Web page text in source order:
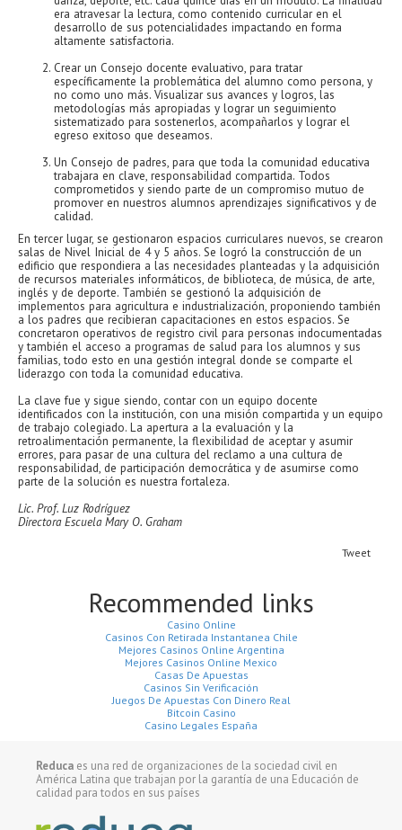
era atravesar la lectura, como contenido curricular en el
desarrollo de sus potencialidades impactando en forma
altamente satisfactoria.
Crear un Consejo docente evaluativo, para tratar
específicamente la problemática del alumno como persona, y
no como uno más. Visualizar sus avances y logros, las
metodologías más apropiadas y lograr un seguimiento
sistematizado para sostenerlos, acompañarlos y lograr el
egreso exitoso que deseamos.
Un Consejo de padres, para que toda la comunidad educativa
trabajara en clave, responsabilidad compartida. Todos
comprometidos y siendo parte de un compromiso mutuo de
promover en nuestros alumnos aprendizajes significativos y de
calidad.
En tercer lugar, se gestionaron espacios curriculares nuevos, se crearon
salas de Nivel Inicial de 4 y 5 años. Se logró la construcción de un
edificio que respondiera a las necesidades planteadas y la adquisición
de recursos materiales informáticos, de biblioteca, de música, de arte,
inglés y de deporte. También se gestionó la adquisición de
implementos para agricultura e industrialización, proponiendo también
a los padres que recibieran capacitaciones en estos espacios. Se
concretaron operativos de registro civil para personas indocumentadas
y también el acceso a programas de salud para los alumnos y sus
familias, todo esto en una gestión integral donde se comparte el
liderazgo con toda la comunidad educativa.
La clave fue y sigue siendo, contar con un equipo docente
identificados con la institución, con una misión compartida y un equipo
de trabajo colegiado. La apertura a la evaluación y la
retroalimentación permanente, la flexibilidad de aceptar y asumir
errores, para pasar de una cultura del reclamo a una cultura de
responsabilidad, de participación democrática y de asumirse como
parte de la solución es nuestra fortaleza.
Lic. Prof. Luz Rodríguez
Directora Escuela Mary O. Graham
Tweet
Recommended links
Casino Online
Casinos Con Retirada Instantanea Chile
Mejores Casinos Online Argentina
Mejores Casinos Online Mexico
Casas De Apuestas
Casinos Sin Verificación
Juegos De Apuestas Con Dinero Real
Bitcoin Casino
Casino Legales España
Reduca es una red de organizaciones de la sociedad civil en
América Latina que trabajan por la garantía de una Educación de
calidad para todos en sus países